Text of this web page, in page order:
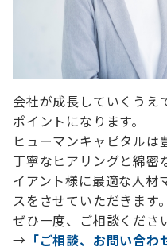
会社が成長していくうえ
ポイントになります。
ヒューマンキャピタルは
丁寧なヒアリングと綿密
イアント様に最適な人材
スをさせていただきます。
ぜひ一度、ご相談くださ
→ 「ご相談、お問い合わ